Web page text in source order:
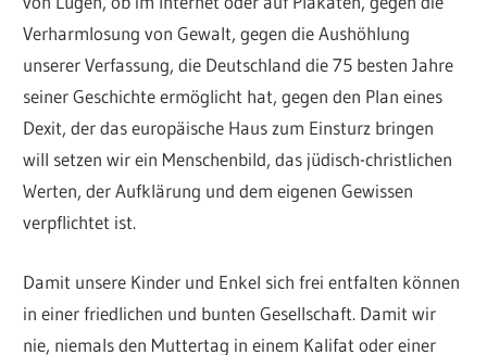
Verharmlosung von Gewalt, gegen die Aushöhlung
unserer Verfassung, die Deutschland die 75 besten Jahre
seiner Geschichte ermöglicht hat, gegen den Plan eines
Dexit, der das europäische Haus zum Einsturz bringen
will setzen wir ein Menschenbild, das jüdisch-christlichen
Werten, der Aufklärung und dem eigenen Gewissen
verpflichtet ist.
Damit unsere Kinder und Enkel sich frei entfalten können
in einer friedlichen und bunten Gesellschaft. Damit wir
nie, niemals den Muttertag in einem Kalifat oder einer